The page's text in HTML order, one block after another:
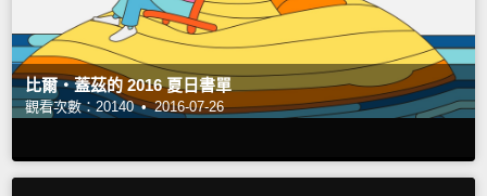
比爾‧蓋茲的 2016 夏日書單
觀看次數：20140 • 2016-07-26